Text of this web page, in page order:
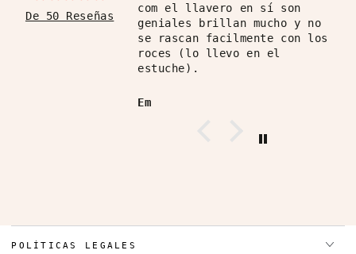
De 50 Reseñas
com el llavero en sí son
geniales brillan mucho y no
se rascan facilmente con los
roces (lo llevo en el
estuche).
Em
POLÍTICAS LEGALES